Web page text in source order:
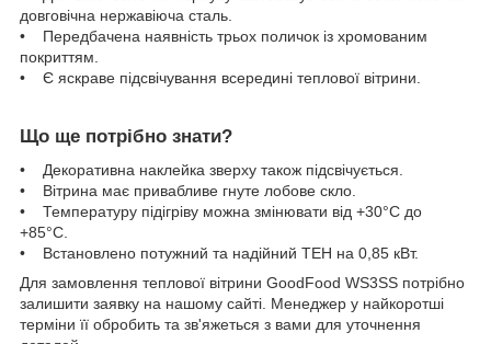
довговічна нержавіюча сталь.
• Передбачена наявність трьох поличок із хромованим
покриттям.
• Є яскраве підсвічування всередині теплової вітрини.
Що ще потрібно знати?
• Декоративна наклейка зверху також підсвічується.
• Вітрина має привабливе гнуте лобове скло.
• Температуру підігріву можна змінювати від +30°C до
+85°C.
• Встановлено потужний та надійний ТЕН на 0,85 кВт.
Для замовлення теплової вітрини GoodFood WS3SS потрібно
залишити заявку на нашому сайті. Менеджер у найкоротші
терміни її обробить та зв'яжеться з вами для уточнення